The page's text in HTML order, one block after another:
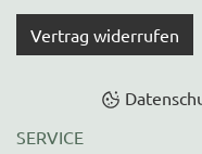
Vertrag widerrufen
SERVICE